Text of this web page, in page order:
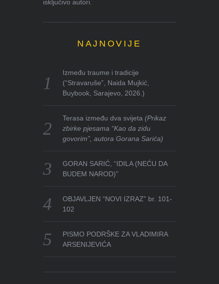
isključivo autori.
NAJNOVIJE
Između traume i tradicije
(“Stravaruše”, Naida Mujkić,
Buybook, Sarajevo, 2026.)
Terasa između dva svijeta(Prikaz
zbirke pjesama “Kao da zidu
govorim”, autora Gorana Sarića)
GORAN SARIĆ, “IDILA (NEĆU DA
BUDEM NAROD)”
OBJAVLJEN “NOVI IZRAZ” br. 101-
102
PISMO PODRŠKE ZA VLADIMIRA
ARSENIJEVIĆA